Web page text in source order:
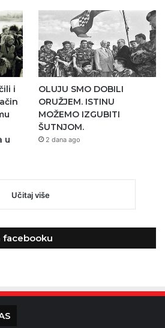
i
u
OLUJU SMO DOBILI
ORUŽJEM. ISTINU
MOŽEMO IZGUBITI
ŠUTNJOM.
2 dana ago
Učitaj više
facebooku